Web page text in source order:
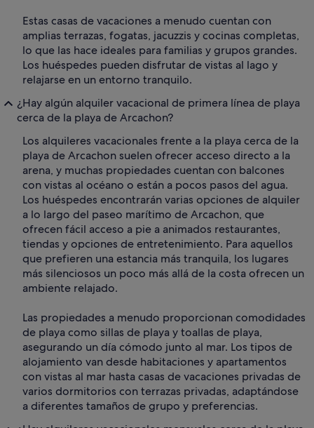
Estas casas de vacaciones a menudo cuentan con
amplias terrazas, fogatas, jacuzzis y cocinas completas,
lo que las hace ideales para familias y grupos grandes.
Los huéspedes pueden disfrutar de vistas al lago y
relajarse en un entorno tranquilo.
¿Hay algún alquiler vacacional de primera línea de playa
cerca de la playa de Arcachon?
Los alquileres vacacionales frente a la playa cerca de la
playa de Arcachon suelen ofrecer acceso directo a la
arena, y muchas propiedades cuentan con balcones
con vistas al océano o están a pocos pasos del agua.
Los huéspedes encontrarán varias opciones de alquiler
a lo largo del paseo marítimo de Arcachon, que
ofrecen fácil acceso a pie a animados restaurantes,
tiendas y opciones de entretenimiento. Para aquellos
que prefieren una estancia más tranquila, los lugares
más silenciosos un poco más allá de la costa ofrecen un
ambiente relajado.
Las propiedades a menudo proporcionan comodidades
de playa como sillas de playa y toallas de playa,
asegurando un día cómodo junto al mar. Los tipos de
alojamiento van desde habitaciones y apartamentos
con vistas al mar hasta casas de vacaciones privadas de
varios dormitorios con terrazas privadas, adaptándose
a diferentes tamaños de grupo y preferencias.